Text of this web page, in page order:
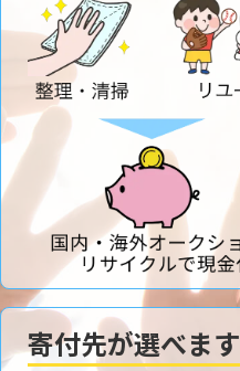
寄付先が選べます